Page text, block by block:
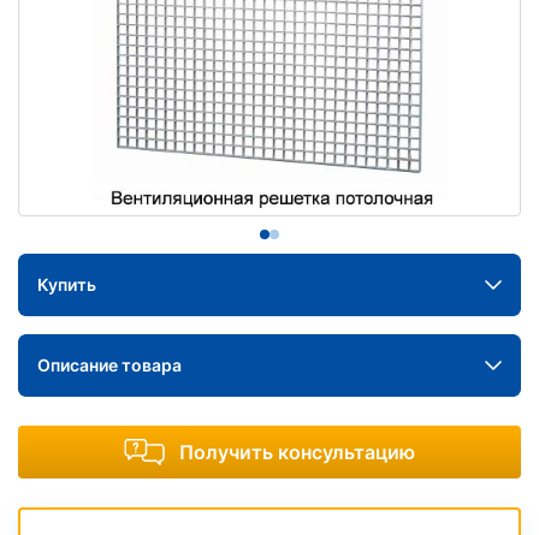
Купить
Описание товара
Получить консультацию